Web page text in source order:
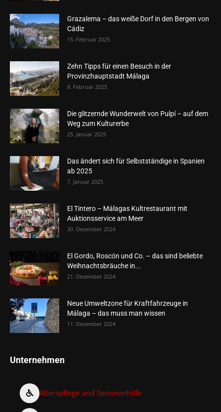
Grazalema – das weiße Dorf in den Bergen von
Cádiz
15. Februar 2025
Zehn Tipps für einen Besuch in der
Provinzhauptstadt Málaga
8. Februar 2025
Die glitzernde Wunderwelt von Pulpí – auf dem
Weg zum Kulturerbe
25. Januar 2025
Das ändert sich für Selbstständige in Spanien
ab 2025
7. Januar 2025
El Tintero – Málagas Kultrestaurant mit
Auktionsservice am Meer
30. Dezember 2024
El Gordo, Roscón und Co. – das sind beliebte
Weihnachtsbräuche in...
21. Dezember 2024
Neue Umweltzone für Kraftfahrzeuge in
Málaga – das muss man wissen
11. Dezember 2024
Unternehmen
Alterspflege und Seniorenhilfe